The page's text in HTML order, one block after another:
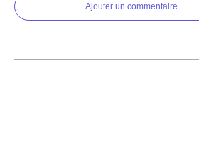
Ajouter un commentaire